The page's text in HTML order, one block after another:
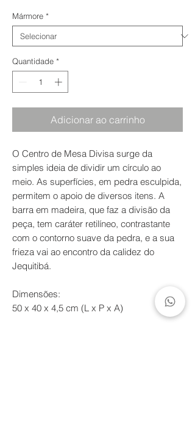
Mármore *
Quantidade *
Adicionar ao carrinho
O Centro de Mesa Divisa surge da
simples ideia de dividir um círculo ao
meio. As superfícies, em pedra esculpida,
permitem o apoio de diversos itens. A
barra em madeira, que faz a divisão da
peça, tem caráter retilíneo, contrastante
com o contorno suave da pedra, e a sua
frieza vai ao encontro da calidez do
Jequitibá.
Dimensões:
50 x 40 x 4,5 cm (L x P x A)